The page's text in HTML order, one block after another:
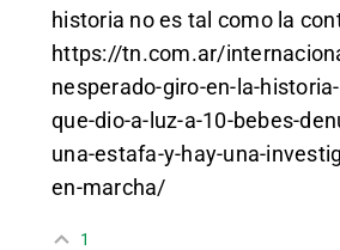
historia no es tal como la
https://tn.com.ar/
nesperado-giro-en-la-
que-dio-a-luz-a-10-bebes-
una-estafa-y-hay-una-
en-marcha/
1